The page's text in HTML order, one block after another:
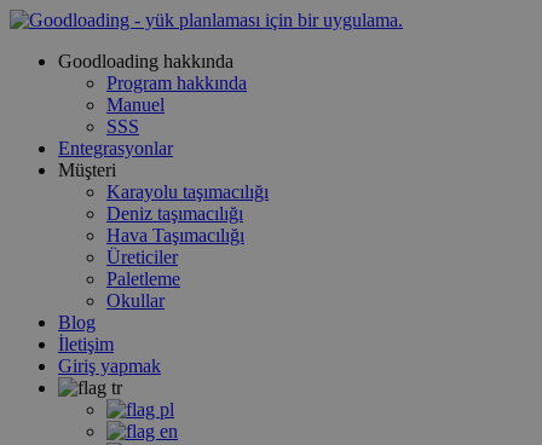
Goodloading hakkında
Program hakkında
Manuel
SSS
Entegrasyonlar
Müşteri
Karayolu taşımacılığı
Deniz taşımacılığı
Hava Taşımacılığı
Üreticiler
Paletleme
Okullar
Blog
İletişim
Giriş yapmak